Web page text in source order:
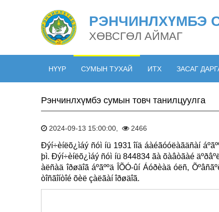
РЭНЧИНЛХҮМБЭ
ХӨВСГӨЛ АЙМАГ
НҮҮР СУМЫН ТУХАЙ ИТХ ЗАСАГ
Рэнчинлхүмбэ сумын товч танилцуулга
2024-09-13 15:00:00, 2466
Ðýí÷èíëõ¿ìáý ñóì íü 1931 îíä áàéãóóëàãäñàí
þì. Ðýí÷èíëõ¿ìáý ñóì íü 844834 ãà õàâòãàé
àëñàä îðøäîã áºãººä ÎÕÓ-ûí Áóðèàä óëñ,
òîñãîíòîé õèë çàëãàí îðøäîã.